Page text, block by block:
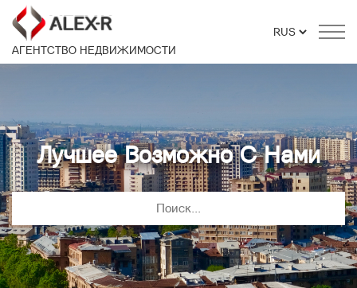
АГЕНТСТВО НЕДВИЖИМОСТИ
Лучшее Возможно С Нами